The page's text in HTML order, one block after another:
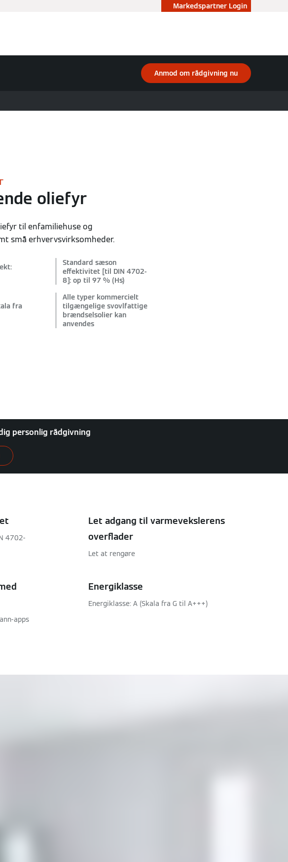
Markedspartner Login
Anmod om rådgivning nu
oliefyr
til enfamiliehuse og
små erhvervsvirksomheder.
Standard sæson
effektivitet [til DIN 4702-
8]: op til 97 % (Hs)
fra
Alle typer kommercielt
tilgængelige svovlfattige
brændselsolier kan
anvendes
personlig rådgivning
4702-
Let adgang til varmevekslerens
overflader
Let at rengøre
apps
Energiklasse
Energiklasse: A (Skala fra G til A+++)